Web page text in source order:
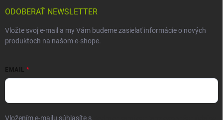
ODOBERAŤ NEWSLETTER
Vložte svoj e-mail a my Vám budeme zasielať informácie o nových
produktoch na našom e-shope.
EMAIL
Vložením e-mailu súhlasíte s